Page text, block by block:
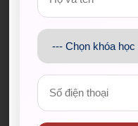
liệu quý giá để
Bước 3: Ghi chú và
Cẩn thận ghi lại
Cố gắng học các
Tìm đề bài